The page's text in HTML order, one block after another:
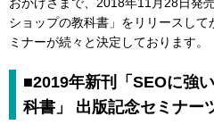
おかげさまで、2018年11月28日発
ショップの教科書」をリリースし
ミナーが続々と決定しております。
■2019年新刊「SEOに強
科書」 出版記念セミナー